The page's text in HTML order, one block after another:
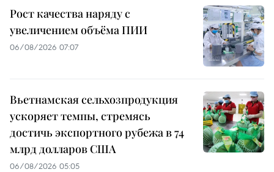
Рост качества наряду с
увеличением объёма ПИИ
06/08/2026 07:07
Вьетнамская сельхозпродукция
ускоряет темпы, стремясь
достичь экспортного рубежа в 74
млрд долларов США
06/08/2026 05:05